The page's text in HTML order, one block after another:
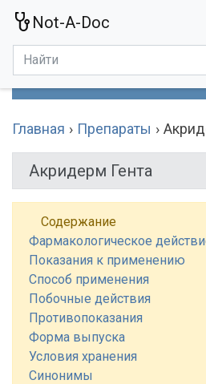
Not-A-Doc
Главная Препараты
Акридерм Гента
Содержание
Фармакологическое
Показания к применению
Способ применения
Побочные действия
Противопоказания
Форма выпуска
Условия хранения
Синонимы